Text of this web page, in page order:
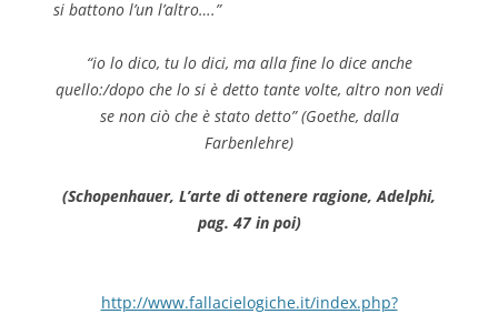
si battono l’un l’altro….”
“io lo dico, tu lo dici, ma alla fine lo dice anche
quello:/dopo che lo si è detto tante volte, altro non vedi
se non ciò che è stato detto” (Goethe, dalla
Farbenlehre)
(Schopenhauer, L’arte di ottenere ragione, Adelphi,
pag. 47 in poi)
http://www.fallacielogiche.it/index.php?